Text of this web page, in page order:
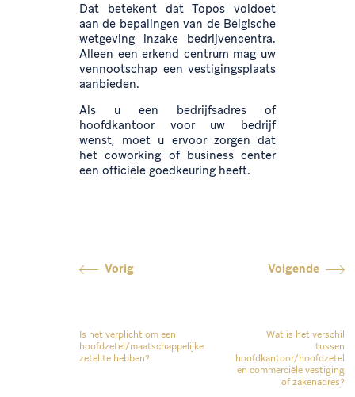
Dat betekent dat Topos voldoet
aan de bepalingen van de Belgische
wetgeving inzake bedrijvencentra.
Alleen een erkend centrum mag uw
vennootschap een vestigingsplaats
aanbieden.
Als u een bedrijfsadres of
hoofdkantoor voor uw bedrijf
wenst, moet u ervoor zorgen dat
het coworking of business center
een officiële goedkeuring heeft.
Vorig
Is het verplicht om een
hoofdzetel/maatschappelijke
zetel te hebben?
Volgende
Wat is het verschil
tussen
hoofdkantoor/hoofdzetel
en commerciële vestiging
of zakenadres?